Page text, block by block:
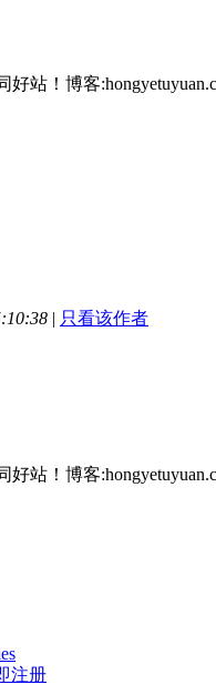
站！博客
| 只看该作者
站！博客
注册